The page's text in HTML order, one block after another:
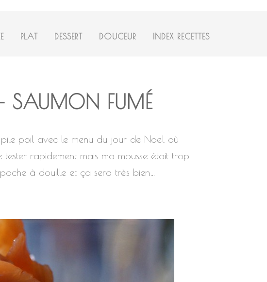
PLAT DESSERT DOUCEUR INDEX RECETTES
SAUMON FUMÉ
pile poil avec le menu du jour de Noël où
rapidement mais ma mousse était trop
à douille et ça sera très bien…